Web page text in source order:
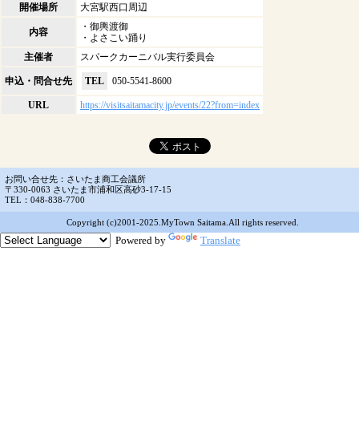
開催場所
大宮駅西口周辺
内容
・御輿渡御
・よさこい踊り
主催者
スパークカーニバル実行委員会
申込・問合せ先 TEL 050-5541-8600
URL https://visitsaitamacity.jp/events/22?from=index
お問い合せ先：さいたま商工会議所
〒330-0063 さいたま市浦和区高砂3-17-15
TEL：048-838-7700
Copyright (c)2001-2025.MyTown Saitama.All rights reserved.
Powered by Translate